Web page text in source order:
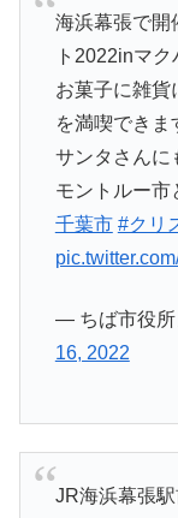
海浜幕張で開
ト2022inマ
お菓子に雑貨
を満喫できま
サンタさんに
モントルー市
千葉市 #クリ
— ちば市役所
16, 2022
JR海浜幕張